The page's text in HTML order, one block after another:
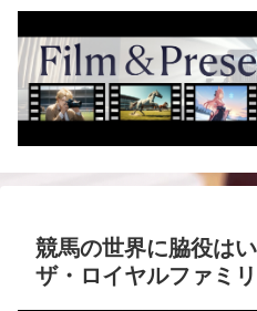
競馬の世界に脇役は
ザ・ロイヤルファミ